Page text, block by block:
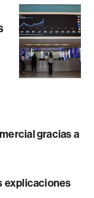
gracias a
explicaciones